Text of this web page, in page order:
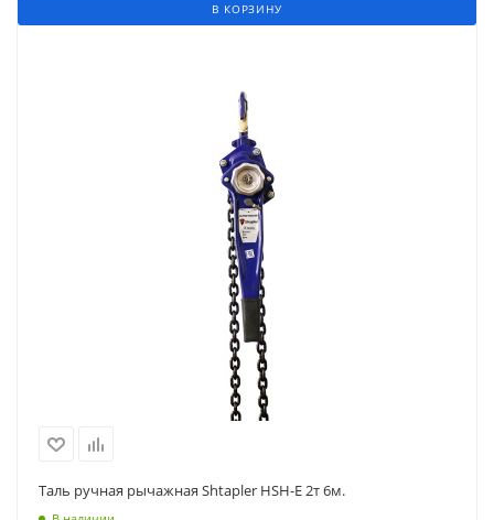
В КОРЗИНУ
Таль ручная рычажная Shtapler HSH-E 2т 6м.